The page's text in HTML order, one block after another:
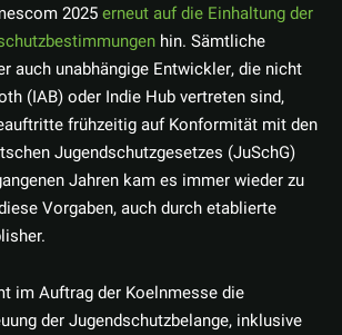
2025erneut auf die Einhaltung der
hin. Sämtliche
auch unabhängige Entwickler, die nicht
(IAB) oder Indie Hub vertreten sind,
frühzeitig auf Konformität mit den
Jugendschutzgesetzes (JuSchG)
Jahren kam es immer wieder zu
Vorgaben, auch durch etablierte
im Auftrag der Koelnmesse die
der Jugendschutzbelange, inklusive